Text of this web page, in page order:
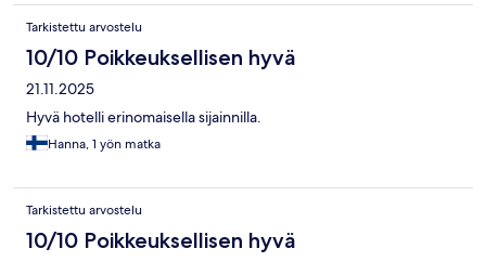
Tarkistettu arvostelu
10/10 Poikkeuksellisen hyvä
21.11.2025
Hyvä hotelli erinomaisella sijainnilla.
Hanna, 1 yön matka
Tarkistettu arvostelu
10/10 Poikkeuksellisen hyvä